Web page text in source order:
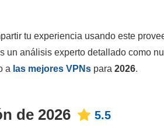
tu experiencia usando este
un análisis experto detallado como
a las mejores VPNs para 2026.
de 2026 5.5